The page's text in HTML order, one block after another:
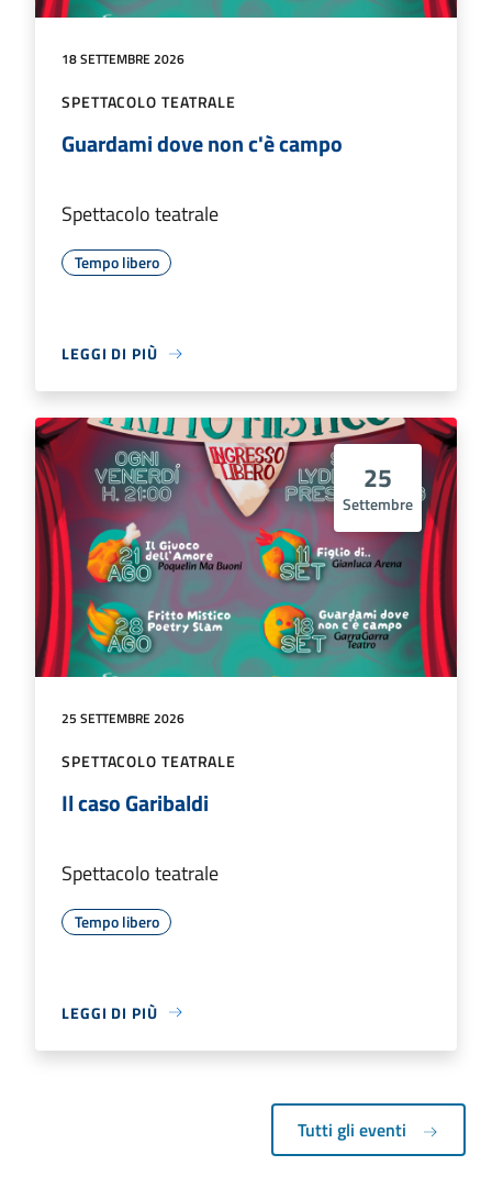
18 SETTEMBRE 2026
SPETTACOLO TEATRALE
Guardami dove non c'è campo
Spettacolo teatrale
Tempo libero
LEGGI DI PIÙ
25
Settembre
25 SETTEMBRE 2026
SPETTACOLO TEATRALE
Il caso Garibaldi
Spettacolo teatrale
Tempo libero
LEGGI DI PIÙ
Tutti gli eventi